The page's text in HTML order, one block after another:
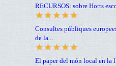
RECURSOS: sobre Horts
Consultes públiques
de la...
El paper del món local en